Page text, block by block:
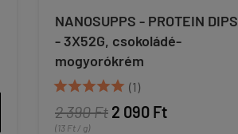
NANOSUPPS - PROTEIN DIPS
- 3X52G, csokoládé-
mogyorókrém
 (1)
2 390 Ft 2 090 Ft
(13 Ft / g)